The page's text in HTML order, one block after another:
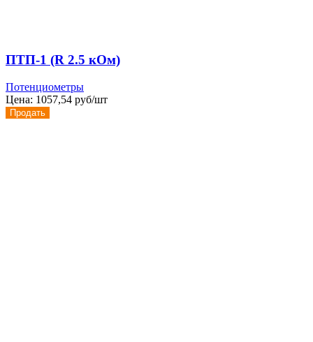
ПТП-1 (R 2.5 кОм)
Потенциометры
Цена: 1057,54 руб/шт
Продать